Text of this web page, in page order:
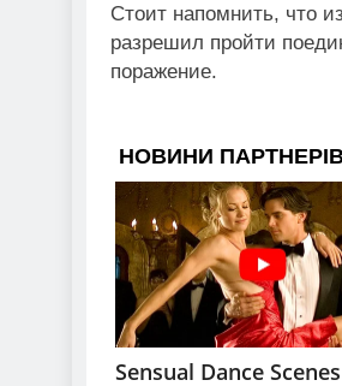
Стоит напомнить, что
разрешил пройти
поражение.